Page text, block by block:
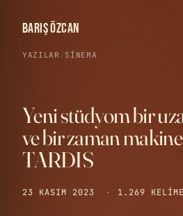
BARIŞ ÖZCAN
YAZILAR SINEMA
Yeni stüdyom bir
ve bir zaman
TARDIS
23 KASIM 2023 · 1.269 KELIME